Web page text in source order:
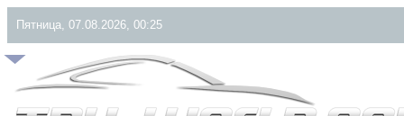
Пятница, 07.08.2026, 00:25